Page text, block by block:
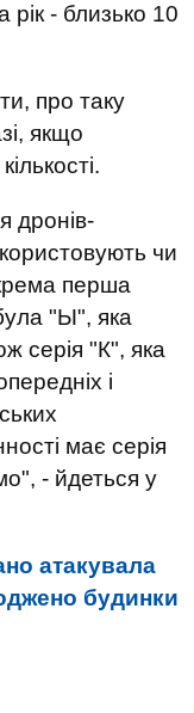
рік - близько 10
про таку
якщо
дронів-
чи
перша
"Ы", яка
серія "К", яка
і
має серія
- йдеться у
атакувала
будинки